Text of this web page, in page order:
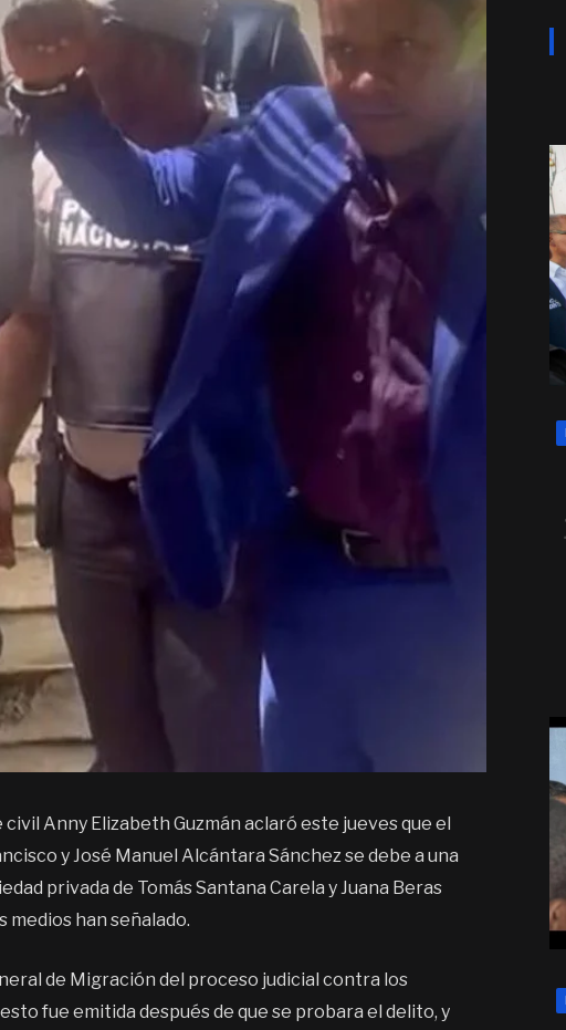
Anny Elizabeth Guzmán aclaró este jueves que el
y José Manuel Alcántara Sánchez se debe a una
privada de Tomás Santana Carela y Juana Beras
medios han señalado.
de Migración del proceso judicial contra los
fue emitida después de que se probara el delito, y